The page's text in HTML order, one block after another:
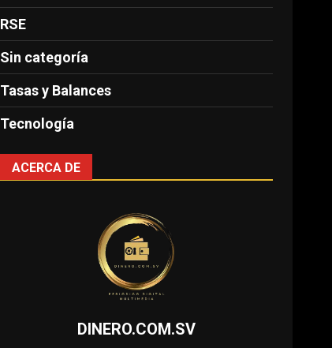
RSE
Sin categoría
Tasas y Balances
Tecnología
ACERCA DE
DINERO.COM.SV